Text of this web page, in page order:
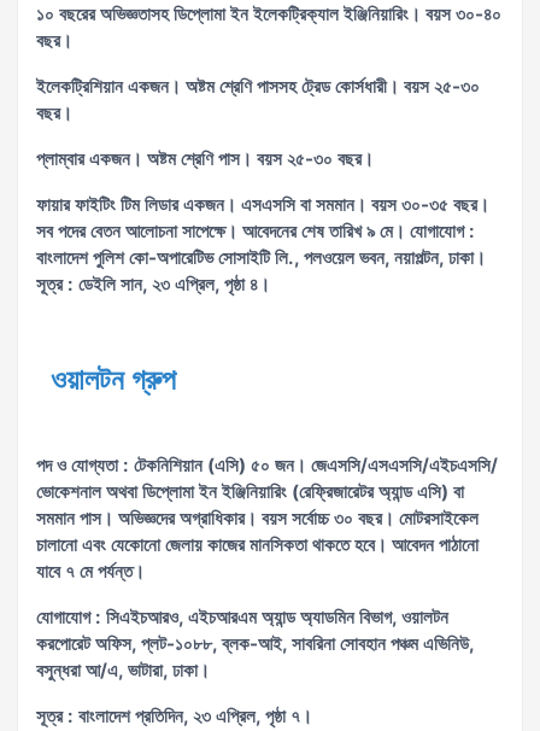
১০ বছরের অভিজ্ঞতাসহ ডিপ্লোমা ইন ইলেকট্রিক্যাল ইঞ্জিনিয়ারিং। বয়স ৩০-৪০
বছর।
ইলেকট্রিশিয়ান একজন। অষ্টম শ্রেণি পাসসহ ট্রেড কোর্সধারী। বয়স ২৫-৩০
বছর।
প্লাম্বার একজন। অষ্টম শ্রেণি পাস। বয়স ২৫-৩০ বছর।
ফায়ার ফাইটিং টিম লিডার একজন। এসএসসি বা সমমান। বয়স ৩০-৩৫ বছর।
সব পদের বেতন আলোচনা সাপেক্ষে। আবেদনের শেষ তারিখ ৯ মে। যোগাযোগ :
বাংলাদেশ পুলিশ কো-অপারেটিভ সোসাইটি লি., পলওয়েল ভবন, নয়াপল্টন, ঢাকা।
সূত্র : ডেইলি সান, ২৩ এপ্রিল, পৃষ্ঠা ৪।
ওয়ালটন গ্রুপ
পদ ও যোগ্যতা : টেকনিশিয়ান (এসি) ৫০ জন। জেএসসি/এসএসসি/এইচএসসি/
ভোকেশনাল অথবা ডিপ্লোমা ইন ইঞ্জিনিয়ারিং (রেফ্রিজারেটর অ্যান্ড এসি) বা
সমমান পাস। অভিজ্ঞদের অগ্রাধিকার। বয়স সর্বোচ্চ ৩০ বছর। মোটরসাইকেল
চালানো এবং যেকোনো জেলায় কাজের মানসিকতা থাকতে হবে। আবেদন পাঠানো
যাবে ৭ মে পর্যন্ত।
যোগাযোগ : সিএইচআরও, এইচআরএম অ্যান্ড অ্যাডমিন বিভাগ, ওয়ালটন
করপোরেট অফিস, প্লট-১০৮৮, ব্লক-আই, সাবরিনা সোবহান পঞ্চম এভিনিউ,
বসুন্ধরা আ/এ, ভাটারা, ঢাকা।
সূত্র : বাংলাদেশ প্রতিদিন, ২৩ এপ্রিল, পৃষ্ঠা ৭।